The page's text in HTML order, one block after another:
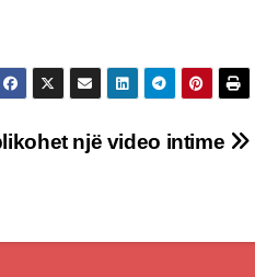
një video intime